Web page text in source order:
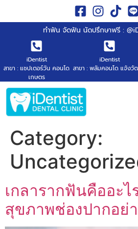
ทำฟัน จัดฟัน นัดปรึกษาฟรี :
iDentist
สาขา : แชปเตอร์วัน คอนโด
เกษตร
iDentist
สาขา : พลัมคอนโด แจ้งวั
Category:
เกลารากฟันคืออะ
สุขภาพช่องปากอย่